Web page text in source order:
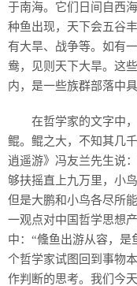
于南海。它们日间自西
种鱼出现，天下会五谷
有大旱、战争等。如有
鸯，见则天下大旱。这
内，是一些族群部落中
在哲学家的文字中
鲲。鲲之大，不知其几
逍遥游》冯友兰先生说
够扶摇直上九万里，小
但是大鹏和小鸟各尽所
一观点对中国哲学思想
中：“儵鱼出游从容，
个哲学家试图回到事物
作判断的思考。我们今